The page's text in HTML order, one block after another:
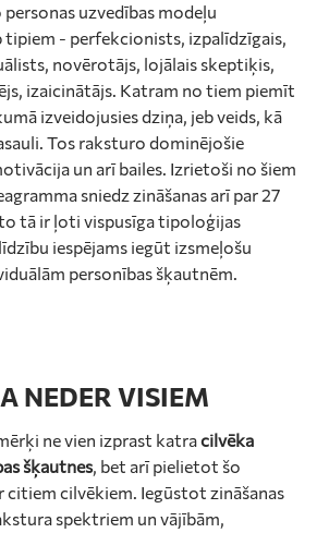
uzvedības modeļu
- perfekcionists, izpalīdzīgais,
novērotājs, lojālais skeptiķis,
izaicinātājs. Katram no tiem piemīt
izveidojusies dziņa, jeb veids, kā
Tos raksturo dominējošie
un arī bailes. Izrietoši no šiem
sniedz zināšanas arī par 27
tā ir ļoti vispusīga tipoloģijas
iespējams iegūt izsmeļošu
personības šķautnēm.
NEDER VISIEM
ne vien izprast katracilvēka
šķautnes, bet arī pielietot šo
citiem cilvēkiem. Iegūstot zināšanas
spektriem un vājībām,